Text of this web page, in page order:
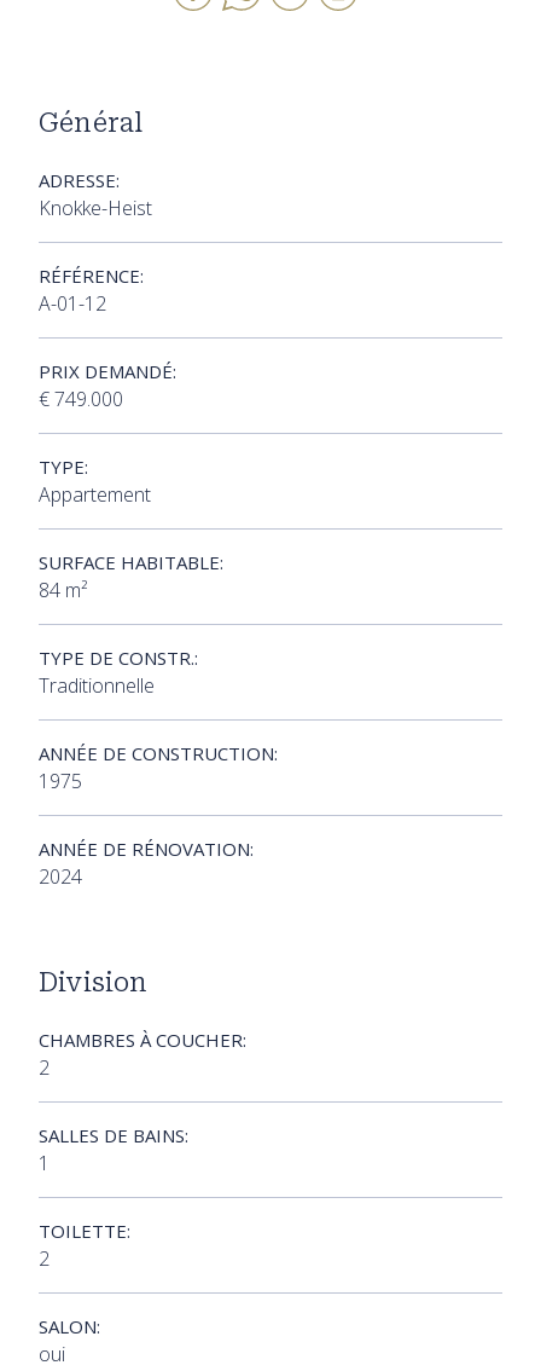
Général
ADRESSE:
Knokke-Heist
RÉFÉRENCE:
A-01-12
PRIX DEMANDÉ:
€ 749.000
TYPE:
Appartement
SURFACE HABITABLE:
84 m²
TYPE DE CONSTR.:
Traditionnelle
ANNÉE DE CONSTRUCTION:
1975
ANNÉE DE RÉNOVATION:
2024
Division
CHAMBRES À COUCHER:
2
SALLES DE BAINS:
1
TOILETTE:
2
SALON:
oui